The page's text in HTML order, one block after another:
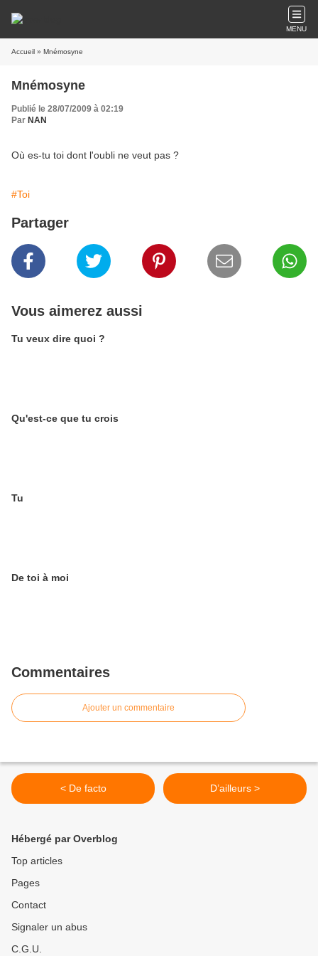
MENU
Accueil » Mnémosyne
Mnémosyne
Publié le 28/07/2009 à 02:19
Par NAN
Où es-tu toi dont l'oubli ne veut pas ?
#Toi
Partager
Vous aimerez aussi
Tu veux dire quoi ?
Qu'est-ce que tu crois
Tu
De toi à moi
Commentaires
Ajouter un commentaire
< De facto D’ailleurs >
Hébergé par Overblog
Top articles
Pages
Contact
Signaler un abus
C.G.U.